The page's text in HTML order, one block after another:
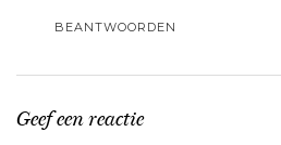
BEANTWOORDEN
Geef een reactie